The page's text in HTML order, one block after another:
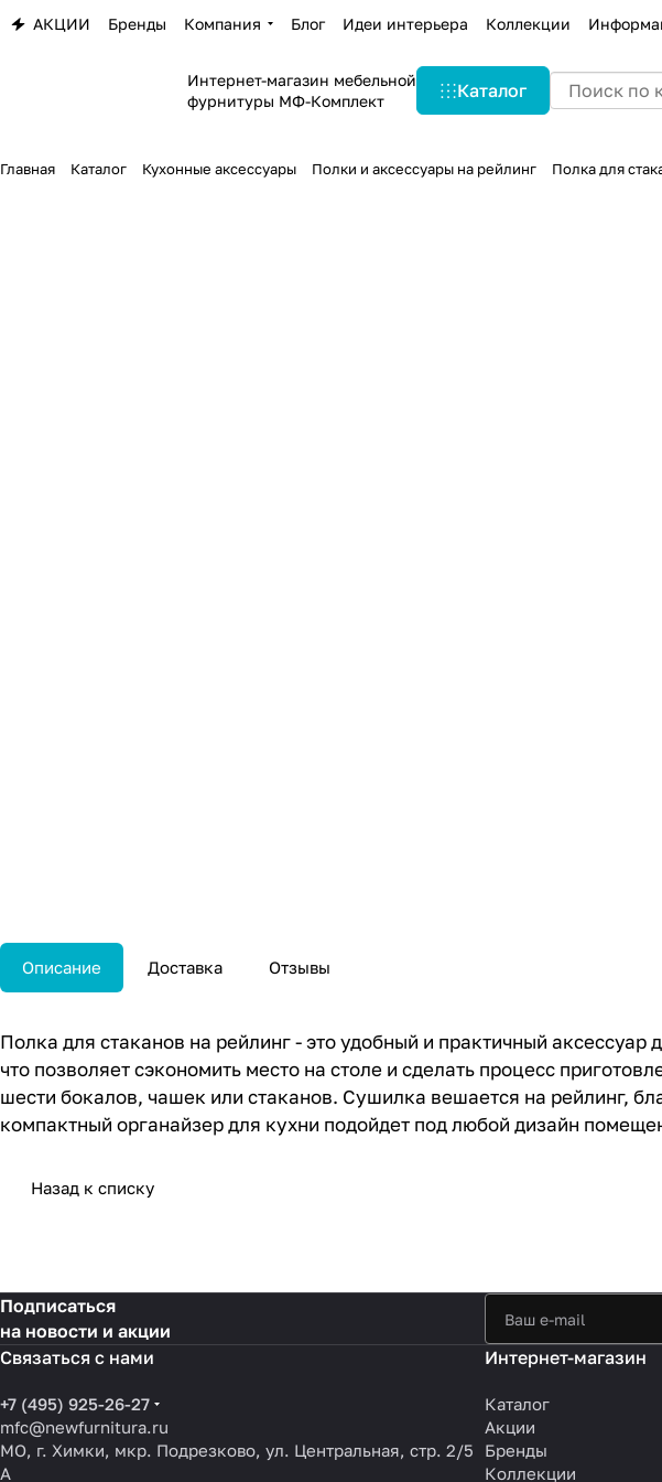
АКЦИИ Бренды Компания Блог Идеи интерьера Коллекции
Интернет-магазин мебельной
фурнитуры МФ-Комплект
Каталог
Главная Каталог Кухонные аксессуары Полки и аксессуары на рейлинг Полка для
Описание Доставка Отзывы
Полка для стаканов на рейлинг - это удобный и практичный
что позволяет сэкономить место на столе и сделать процесс
шести бокалов, чашек или стаканов. Сушилка вешается на рейлинг,
компактный органайзер для кухни подойдет под любой дизайн
Назад к списку
Подписаться
на новости и акции
Связаться с нами
+7 (495) 925-26-27
mfc@newfurnitura.ru
МО, г. Химки, мкр. Подрезково, ул. Центральная, стр. 2/5
А
Интернет-магазин
Каталог
Акции
Бренды
Коллекции